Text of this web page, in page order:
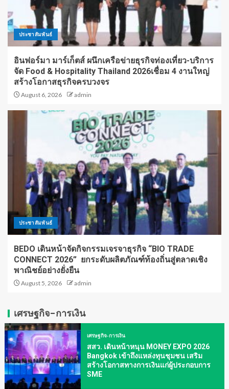
ประชาสัมพันธ์
อินฟอร์มา มาร์เก็ตส์ ผนึกเครือข่ายธุรกิจท่องเที่ยว-บริการ
จัด Food & Hospitality Thailand 2026เชื่อม 4 งานใหญ่
สร้างโอกาสธุรกิจครบวงจร
August 6, 2026 admin
ประชาสัมพันธ์
BEDO เดินหน้าจัดกิจกรรมเจรจาธุรกิจ “BIO TRADE
CONNECT 2026” ยกระดับผลิตภัณฑ์ท้องถิ่นสู่ตลาดเชิง
พาณิชย์อย่างยั่งยืน
August 5, 2026 admin
เศรษฐกิจ-การเงิน
เศรษฐกิจ-การเงิน
สสว. เดินหน้าหนุน MONEY EXPO 2026
Bangkok เข้าถึงแหล่งทุนชุมชน เสริม
สร้างโอกาสทางการเงินแก่ผู้ประกอบการ
SME